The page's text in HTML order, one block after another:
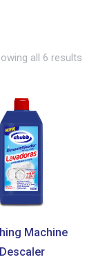
all 6 results
Machine
Descaler